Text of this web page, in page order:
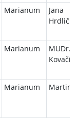
Marianum
Jana
Marianum
MUDr.
Marianum Martin